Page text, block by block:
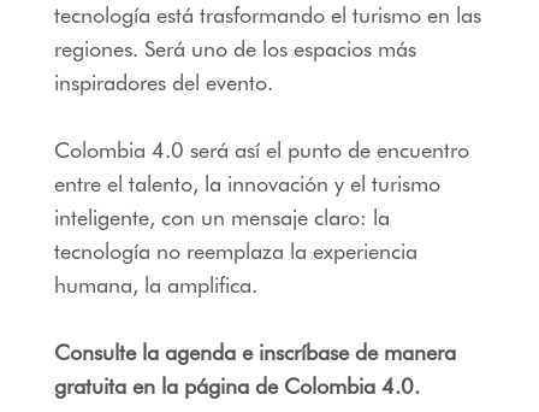
tecnología está trasformando el turismo en las
regiones. Será uno de los espacios más
inspiradores del evento.
Colombia 4.0 será así el punto de encuentro
entre el talento, la innovación y el turismo
inteligente, con un mensaje claro: la
tecnología no reemplaza la experiencia
humana, la amplifica.
Consulte la agenda e inscríbase de manera
gratuita en la página de Colombia 4.0.